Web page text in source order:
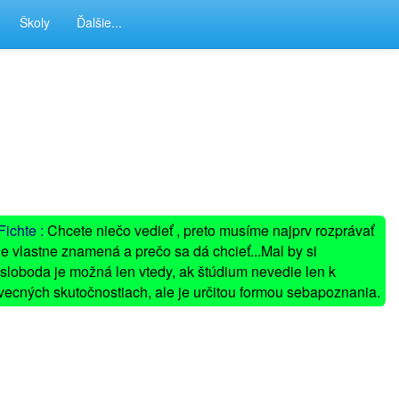
Školy Ďalšie...
: Chcete niečo vedieť , preto musíme najprv rozprávať
vlastne znamená a prečo sa dá chcieť...Mal by si
je možná len vtedy, ak štúdium nevedie len k
skutočnostiach, ale je určitou formou sebapoznania.